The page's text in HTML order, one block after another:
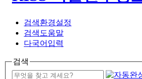
검색환경설정
검색도움말
다국어입력
검색